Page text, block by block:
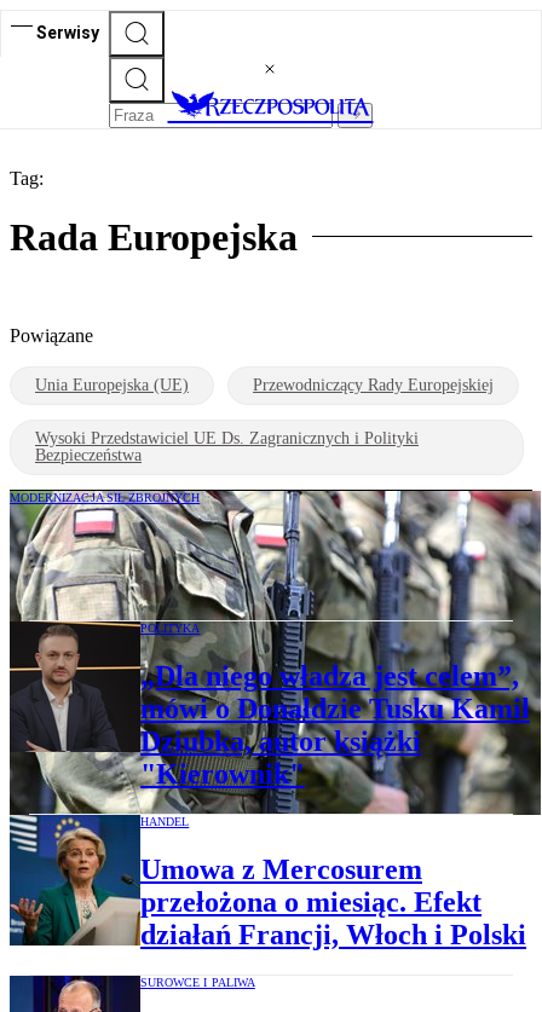
Serwisy
Tag:
Rada Europejska
Powiązane
Unia Europejska (UE) Przewodniczący Rady Europejskiej
Wysoki Przedstawiciel UE Ds. Zagranicznych i Polityki
Bezpieczeństwa
MODERNIZACJA SIŁ ZBROJNYCH
200 mld zł na zbrojenia z UE. Polska na
spłatę pieniędzy z SAFE ma 45 lat
POLITYKA
„Dla niego władza jest celem”,
mówi o Donaldzie Tusku Kamil
Dziubka, autor książki
"Kierownik"
HANDEL
Umowa z Mercosurem
przełożona o miesiąc. Efekt
działań Francji, Włoch i Polski
SUROWCE I PALIWA